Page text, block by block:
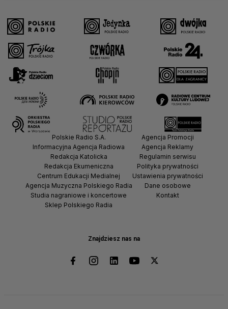
Znajdziesz nas na
Polskie Radio S.A.
Informacyjna Agencja Radiowa
Redakcja Katolicka
Redakcja Ekumeniczna
Centrum Edukacji Medialnej
Agencja Muzyczna Polskiego Radia
Studia nagraniowe i koncertowe
Sklep Polskiego Radia
Agencja Promocji
Agencja Reklamy
Regulamin serwisu
Polityka prywatności
Ustawienia prywatności
Dane osobowe
Kontakt